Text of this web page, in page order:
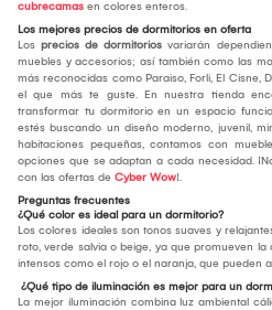
cubrecamas en colores enteros.
Los mejores precios de dormitorios en oferta
Los precios de dormitorios variarán
muebles y accesorios; así también como las
más reconocidas como Paraiso, Forli, El Cisne,
el que más te guste. En nuestra tienda
transformar tu dormitorio en un espacio
estés buscando un diseño moderno, juvenil,
habitaciones pequeñas, contamos con
opciones que se adaptan a cada necesidad.
con las ofertas de Cyber Wow!.
Preguntas frecuentes
¿Qué color es ideal para un dormitorio?
Los colores ideales son tonos suaves y
roto, verde salvia o beige, ya que promueven
intensos como el rojo o el naranja, que pueden
¿Qué tipo de iluminación es mejor para un
La mejor iluminación combina luz ambiental